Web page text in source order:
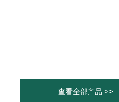
查看全部产品 >>